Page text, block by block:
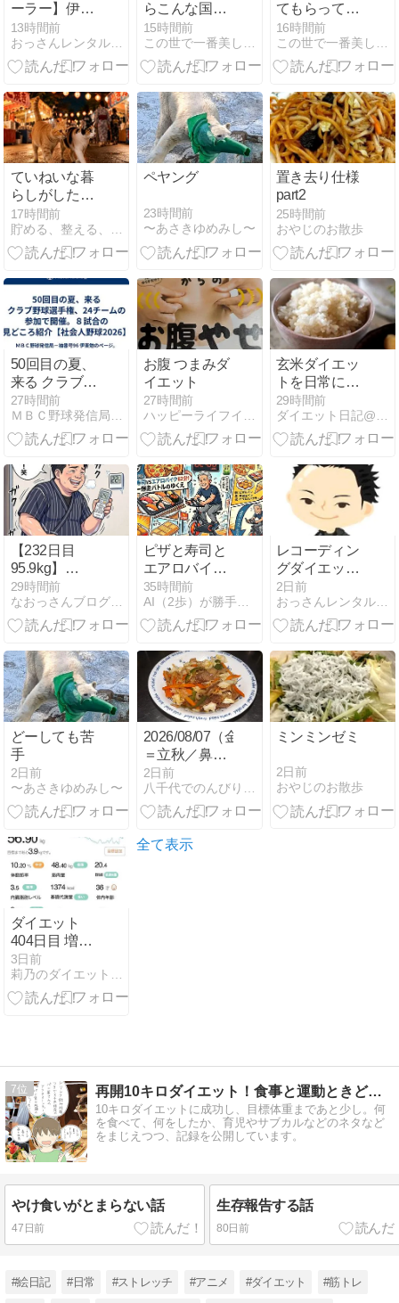
ーラー】伊之
助ボディ計
画：4年1週間
目
13時間前
おっさんレンタル（美魔おっさん活動記）健康＆美容ブログ
らこんな国に
なってしまっ
たんだろう
15時間前
てもらってい
いですか？
16時間前
ていねいな暮
らしがした
い。
17時間前
ペヤング
23時間前
〜あさきゆめみし〜
置き去り仕様
part2
25時間前
おやじのお散歩
50回目の夏、
来る クラブ野
球選手権、24
チームの参加
で開催。８試
紹介【社会人
野球2026】
27時間前
ＭＢＣ野球発信局−袖番号96 伊東勉のページ。
お腹 つまみダ
イエット
27時間前
ハッピーライフイン沖縄
玄米ダイエッ
トを日常に取
り入れてみ
る？
29時間前
ダイエット日記@ゆっき 目標10Kg減！
【232日目
95.9kg】
100kg越え卒
業生がカロミ
ル目標を緊急
り防止」で来
年3月80kgへ
計画修正＆今
年最軽量級
95.9kgへ！
29時間前
なおっさんブログ〜肉体改造ブログ〜
ピザと寿司と
エアロバイク
82分！カロリ
ー爆走バトル
のゆくえ
35時間前
AI（2歩）が勝手に作るダイエットブログ（凡歩の）
レコーディン
グダイエット
2026/7/31《プ
チ断食》
2日前
おっさんレンタル（美魔おっさん活動記）健康＆美容ブログ
どーしても苦
手
2日前
〜あさきゆめみし〜
2026/08/07（金）・
＝立秋／鼻の
日＝・「プラ
スマイナスゼ
ロ」(#^^#)／
デイサービス
2日前
八千代でのんびり暮らそう生活
ミンミンゼミ
2日前
おやじのお散歩
ダイエット
404日目 増え
続ける体重
よ、、、
3日前
莉乃のダイエット部屋 77kg → 56kg - 楽天ブログ
全て表示
7 再開10キロダイエット！食事と運動ときどき雑記
10キロダイエットに成功し、目標体重まであと少し。何
を食べて、何をしたか、育児やサブカルなどのネタなど
をまじえつつ、記録を公開しています。
やけ食いがとまらない話
47日前
生存報告する話
80日前
#絵日記 #日常 #ストレッチ #アニメ #ダイエット #筋トレ